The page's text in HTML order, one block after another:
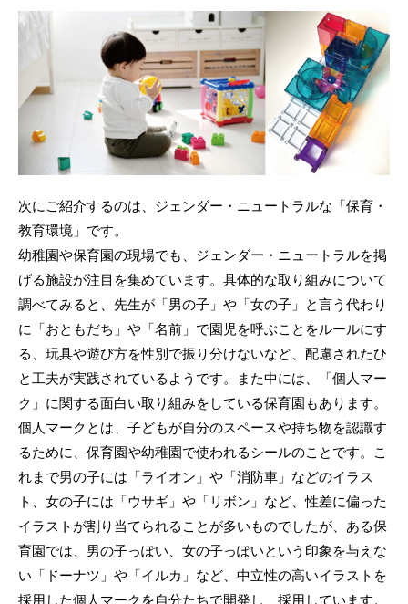
次にご紹介するのは、ジェンダー・ニュートラルな「保育・
教育環境」です。
幼稚園や保育園の現場でも、ジェンダー・ニュートラルを掲
げる施設が注目を集めています。具体的な取り組みについて
調べてみると、先生が「男の子」や「女の子」と言う代わり
に「おともだち」や「名前」で園児を呼ぶことをルールにす
る、玩具や遊び方を性別で振り分けないなど、配慮されたひ
と工夫が実践されているようです。また中には、「個人マー
ク」に関する面白い取り組みをしている保育園もあります。
個人マークとは、子どもが自分のスペースや持ち物を認識す
るために、保育園や幼稚園で使われるシールのことです。こ
れまで男の子には「ライオン」や「消防車」などのイラス
ト、女の子には「ウサギ」や「リボン」など、性差に偏った
イラストが割り当てられることが多いものでしたが、ある保
育園では、男の子っぽい、女の子っぽいという印象を与えな
い「ドーナツ」や「イルカ」など、中立性の高いイラストを
採用した個人マークを自分たちで開発し、採用しています。